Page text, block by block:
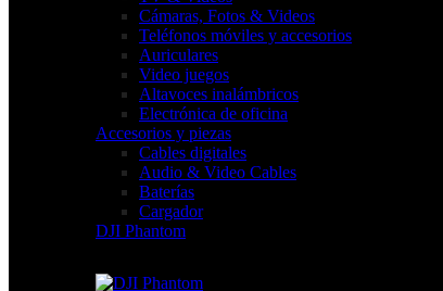
Cámaras, Fotos & Videos
Teléfonos móviles y accesorios
Auriculares
Video juegos
Altavoces inalámbricos
Electrónica de oficina
Accesorios y piezas
Cables digitales
Audio & Video Cables
Baterías
Cargador
DJI Phantom